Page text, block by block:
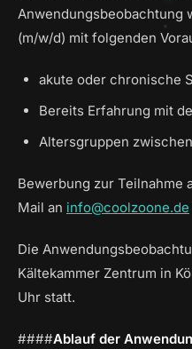
Anwendungsbeobachtung
(m/w/d) mit folgenden
akute oder chronische
Bereits Erfahrung mit
Altersgruppen
Bewerbung zur Teilnahme
Mail an info@coolzoone.de
Die
Kältekammer Zentrum in
Uhr statt.
####Ablauf der